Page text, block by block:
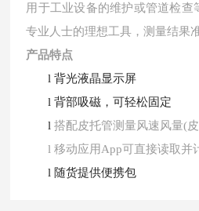
用于工业设备的维护或管道检查
专业人士的理想工具，测量结果
产品特点
l背光液晶显示屏
l背部吸磁，可轻松固定
l搭配皮托管测量风速风量(
l移动应用 App可直接读取并
l 随货提供便携包